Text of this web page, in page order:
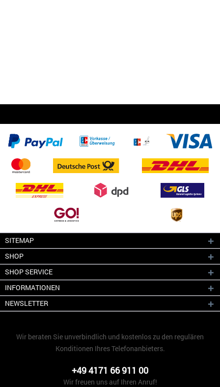
SITEMAP
SHOP
SHOP SERVICE
INFORMATIONEN
NEWSLETTER
Wir beraten Sie unverbindlich und kostenlos zu den regulären
Konditionen Ihres Telefonanbieters.
+49 4171 66 911 00
Wir freuen uns auf Ihren Anruf!